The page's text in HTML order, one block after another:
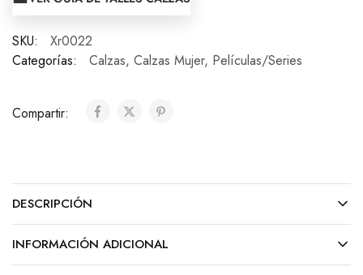
SKU:
Xr0022
Categorías:
Calzas, Calzas Mujer, Películas/Series
Compartir:
DESCRIPCIÓN
INFORMACIÓN ADICIONAL